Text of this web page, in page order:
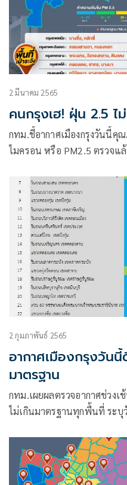
2 มีนาคม 2565
คนกรุงเฮ! ฝุ่น 2.5 ไ
กทม.ชี้อากาศเมืองกรุงวันนี้คุ
ไมครอน หรือ PM2.5 ตรวจ
2 กุมภาพันธ์ 2565
อากาศเมืองกรุงวัน
มาตรฐาน
กทม.เผยผลตรวจอากาศช่วง
ไม่เกินมาตรฐานทุกพื้นที่ ระบุ